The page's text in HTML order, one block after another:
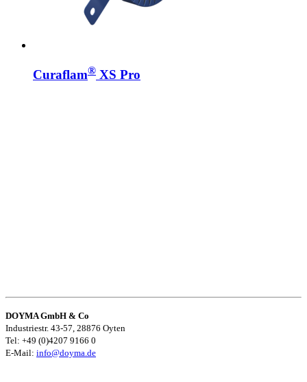
Curaflam® XS Pro
DOYMA GmbH & Co
Industriestr. 43-57, 28876 Oyten
Tel: +49 (0)4207 9166 0
E-Mail: info@doyma.de